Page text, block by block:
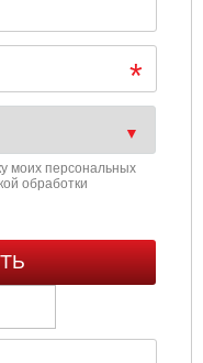
моих персональных
обработки